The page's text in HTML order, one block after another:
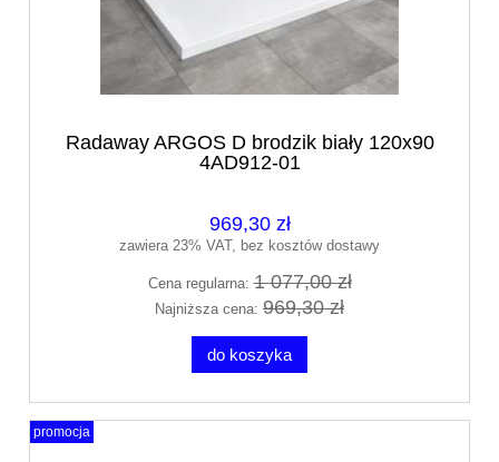
Radaway ARGOS D brodzik biały 120x90
4AD912-01
969,30 zł
zawiera 23% VAT, bez kosztów dostawy
Cena regularna:1 077,00 zł
Najniższa cena: 969,30 zł
do koszyka
promocja